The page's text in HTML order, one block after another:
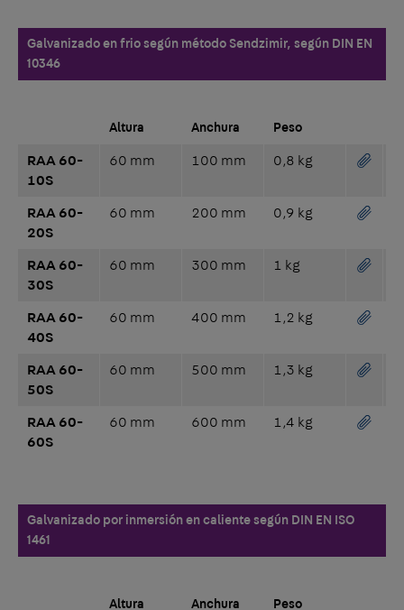
Galvanizado en frio según método Sendzimir, según DIN EN
10346
Altura Anchura Peso
RAA 60-
10S
60 mm 100 mm 0,8 kg
RAA 60-
20S
60 mm 200 mm 0,9 kg
RAA 60-
30S
60 mm 300 mm 1 kg
RAA 60-
40S
60 mm 400 mm 1,2 kg
RAA 60-
50S
60 mm 500 mm 1,3 kg
RAA 60-
60S
60 mm 600 mm 1,4 kg
Galvanizado por inmersión en caliente según DIN EN ISO
1461
Altura Anchura Peso